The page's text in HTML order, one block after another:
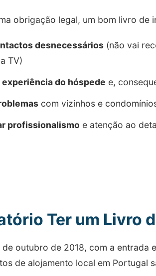
obrigação legal, um bom livro de
desnecessários (não vai
TV)
experiência do hóspede e,
com vizinhos e
profissionalismo e atenção ao
Ter um Livro
de outubro de 2018, com a entrada
de alojamento local em Portugal